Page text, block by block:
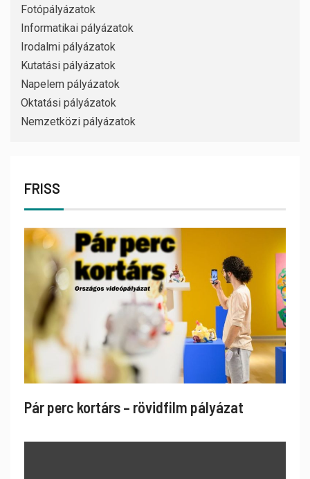
Fotópályázatok
Informatikai pályázatok
Irodalmi pályázatok
Kutatási pályázatok
Napelem pályázatok
Oktatási pályázatok
Nemzetközi pályázatok
FRISS
Pár perc kortárs – rövidfilm pályázat